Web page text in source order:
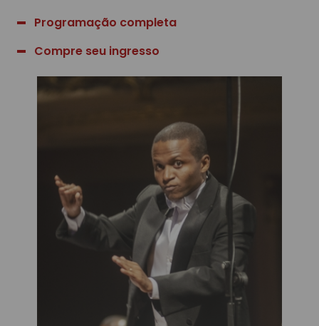
Programação completa
Compre seu ingresso